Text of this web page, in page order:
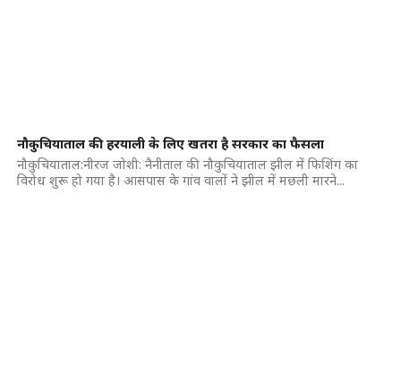
नौकुचियाताल की हरयाली के लिए खतरा है सरकार का फैसला
नौकुचियाताल:नीरज जोशी: नैनीताल की नौकुचियाताल झील में फिशिंग का
विरोध शुरू हो गया है। आसपास के गांव वालों ने झील में मछली मारने...